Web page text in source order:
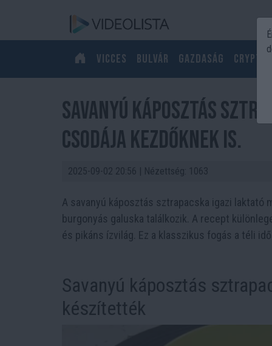
Vicces Bulvár Gazdaság Crypto
Savanyú káposztás
csodája kezdőknek is.
2025-09-02 20:56 | Nézettség: 1063
A savanyú káposztás sztrapacska igazi laktató
burgonyás galuska találkozik. A recept
és pikáns ízvilág. Ez a klasszikus fogás a téli
Savanyú káposztás
készítették